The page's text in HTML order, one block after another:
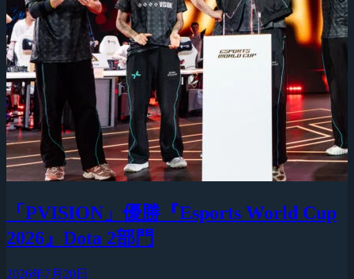
「PVISION」優勝『Esports World Cup
2026』Dota 2部門
2026年7月20日